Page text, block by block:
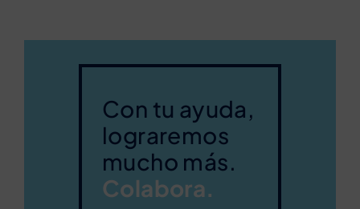
Con tu ayuda,
lograremos
mucho más.
Colabora.